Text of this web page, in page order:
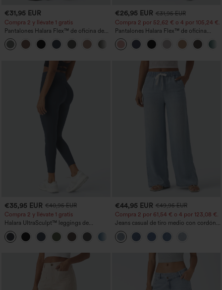
€31,95 EUR
Compra 2 y llévate 1 gratis
Pantalones Halara Flex™ de oficina de
tiro alto ligeramente acampanados con
bolsillos
+13
€26,95 EUR €31,95 EUR
Compra 2 por 52,62 € o 4 por 105,24 €.
Pantalones Halara Flex™ de oficina
anchos plisados de tiro alto con bolsillos
en tela tipo gofre
€35,95 EUR €40,95 EUR
Compra 2 y llévate 1 gratis
Halara UltraSculpt™ leggings de
entrenamiento moldeadores de talle alto
con fruncido trasero que realza los
glúteos, control de abdomen y bolsillos
+12
€44,95 EUR €49,95 EUR
Compra 2 por 61,54 € o 4 por 123,08 €.
Jeans casual de tiro medio con cordón y
bolsillos